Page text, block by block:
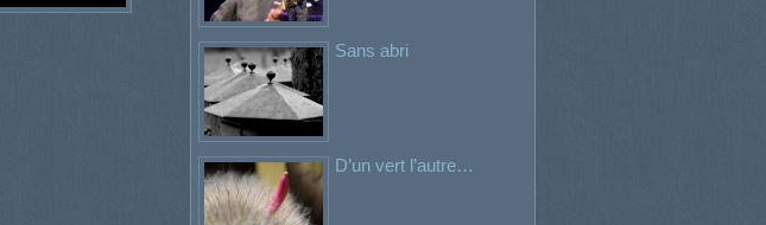
Sans abri
D’un vert l’autre…